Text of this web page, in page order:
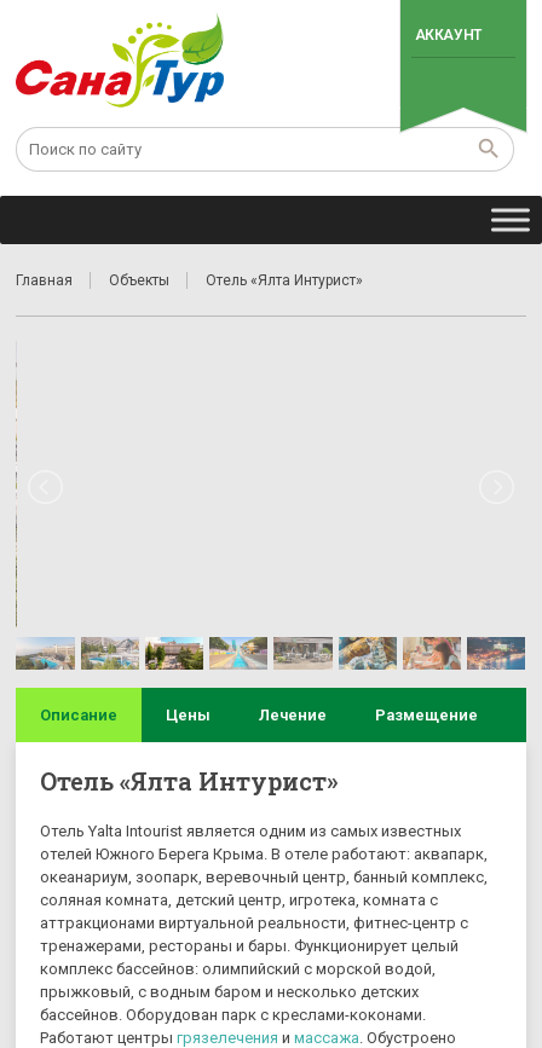
АККАУНТ
Главная Объекты Отель «Ялта Интурист»
Описание Цены Лечение Размещение
Отель «Ялта Интурист»
Отель Yalta Intourist является одним из самых известных
отелей Южного Берега Крыма. В отеле работают: аквапарк,
океанариум, зоопарк, веревочный центр, банный комплекс,
соляная комната, детский центр, игротека, комната с
аттракционами виртуальной реальности, фитнес-центр с
тренажерами, рестораны и бары. Функционирует целый
комплекс бассейнов: олимпийский с морской водой,
прыжковый, с водным баром и несколько детских
бассейнов. Оборудован парк с креслами-коконами.
Работают центрыгрязелечения имассажа . Обустроено